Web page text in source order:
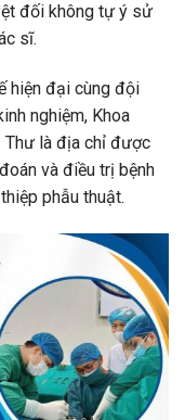
đối không tự ý sử
sĩ.
hiện đại cùng đội
nghiệm, Khoa
Thư là địa chỉ được
và điều trị bệnh
phẫu thuật.